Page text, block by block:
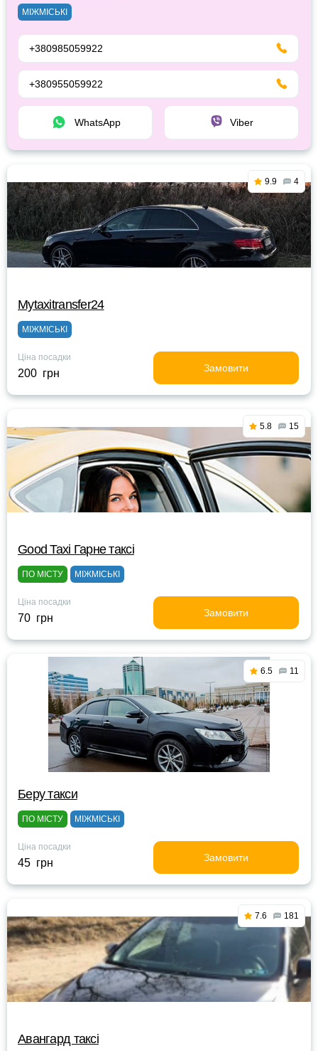
МІЖМІСЬКІ
+380985059922
+380955059922
WhatsApp Viber
9.9 4
Mytaxitransfer24
МІЖМІСЬКІ
Ціна посадки
200 грн Замовити
5.8 15
Good Taxi Гарне таксi
ПО МІСТУ МІЖМІСЬКІ
Ціна посадки
70 грн Замовити
6.5 11
Беру такси
ПО МІСТУ МІЖМІСЬКІ
Ціна посадки
45 грн Замовити
7.6 181
Авангард таксі